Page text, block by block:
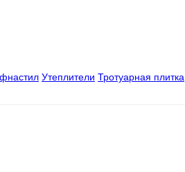
Утеплители Тротуарная плитка